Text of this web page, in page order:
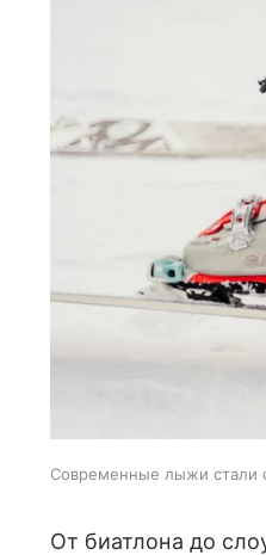
Современные лыжи стали
От биатлона до